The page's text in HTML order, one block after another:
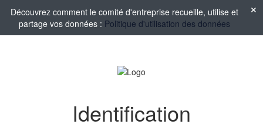
Découvrez comment le comité d'entreprise recueille, utilise et
partage vos données : Politique d'utilisation des données
Identification